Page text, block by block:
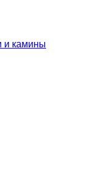
и камины